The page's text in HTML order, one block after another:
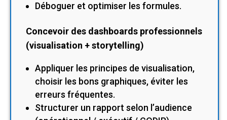
Déboguer et optimiser les formules.
Concevoir des dashboards professionnels
(visualisation + storytelling)
Appliquer les principes de visualisation,
choisir les bons graphiques, éviter les
erreurs fréquentes.
Structurer un rapport selon l’audience